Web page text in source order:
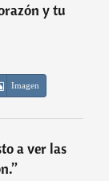
y tu
Imagen
a ver las
”